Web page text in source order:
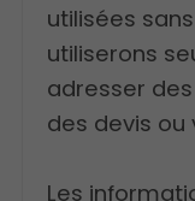
utilisées
utiliserons
adresser
des devis
Les